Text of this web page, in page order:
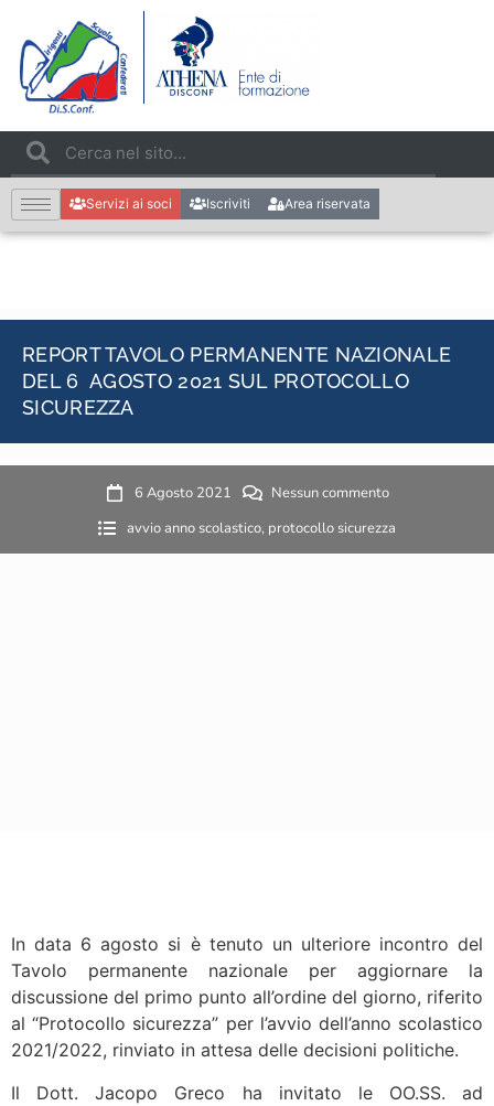
Servizi ai soci Iscriviti Area riservata
REPORT TAVOLO PERMANENTE NAZIONALE
DEL 6 AGOSTO 2021 SUL PROTOCOLLO
SICUREZZA
6 Agosto 2021
Nessun commento
avvio anno scolastico, protocollo sicurezza
In data 6 agosto si è tenuto un ulteriore incontro del
Tavolo permanente nazionale per aggiornare la
discussione del primo punto all’ordine del giorno, riferito
al “Protocollo sicurezza” per l’avvio dell’anno scolastico
2021/2022, rinviato in attesa delle decisioni politiche.
Il Dott. Jacopo Greco ha invitato le OO.SS. ad